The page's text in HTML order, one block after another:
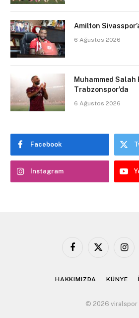
Amilton
6 Ağustos 2026
Muhammed Salah
Trabzonspor’da
6 Ağustos 2026
Facebook
Instagram
Facebook
X
HAKKIMIZDA KÜNYE
© 2026 viralspor